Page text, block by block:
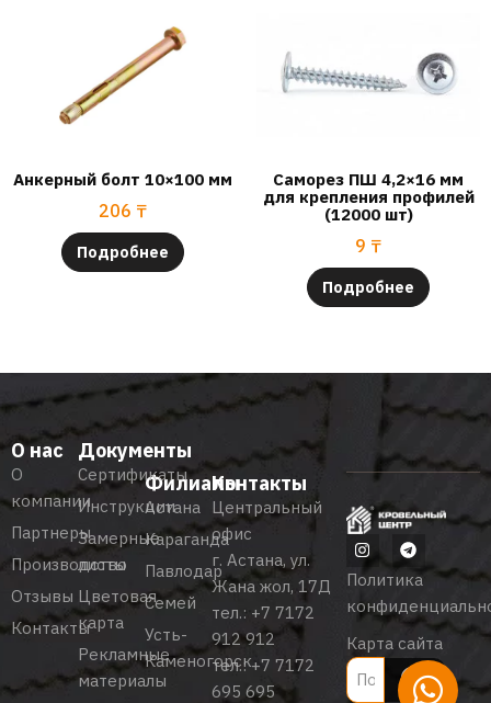
Анкерный болт 10×100 мм
206 ₸
Подробнее
Саморез ПШ 4,2×16 мм
для крепления профилей
(12000 шт)
9 ₸
Подробнее
О нас
О
компании
Партнеры
Производство
Отзывы
Контакты
Документы
Сертификаты
Инструкции
Замерные
листы
Цветовая
карта
Рекламные
материалы
Филиалы
Астана
Караганда
Павлодар
Семей
Усть-
Каменогорск
Контакты
Центральный
офис
г. Астана, ул.
Жана жол, 17Д
тел.: +7 7172
912 912
тел.:+7 7172
695 695
Политика
Карта сайта